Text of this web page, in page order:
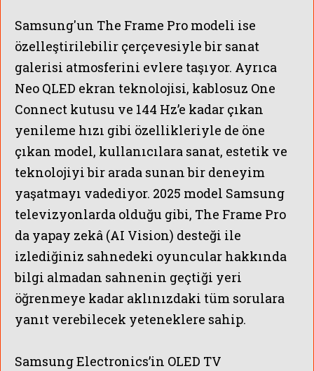
Samsung'un The Frame Pro modeli ise
özelleştirilebilir çerçevesiyle bir sanat
galerisi atmosferini evlere taşıyor. Ayrıca
Neo QLED ekran teknolojisi, kablosuz One
Connect kutusu ve 144 Hz’e kadar çıkan
yenileme hızı gibi özellikleriyle de öne
çıkan model, kullanıcılara sanat, estetik ve
teknolojiyi bir arada sunan bir deneyim
yaşatmayı vadediyor. 2025 model Samsung
televizyonlarda olduğu gibi, The Frame Pro
da yapay zekâ (AI Vision) desteği ile
izlediğiniz sahnedeki oyuncular hakkında
bilgi almadan sahnenin geçtiği yeri
öğrenmeye kadar aklınızdaki tüm sorulara
yanıt verebilecek yeteneklere sahip.
Samsung Electronics’in OLED TV